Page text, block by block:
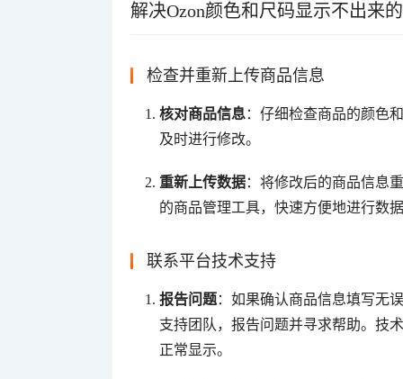
解决Ozon颜色和尺码显示不出来
检查并重新上传商品信息
核对商品信息：仔细检查商品的颜色
及时进行修改。
重新上传数据：将修改后的商品信息
的商品管理工具，快速方便地进行数
联系平台技术支持
报告问题：如果确认商品信息填写无
支持团队，报告问题并寻求帮助。技
正常显示。